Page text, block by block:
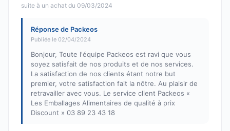
suite à un achat du 09/03/2024
Réponse de Packeos
Publiée le 02/04/2024
Bonjour, Toute l'équipe Packeos est ravi que vous
soyez satisfait de nos produits et de nos services.
La satisfaction de nos clients étant notre but
premier, votre satisfaction fait la nôtre. Au plaisir de
retravailler avec vous. Le service client Packeos «
Les Emballages Alimentaires de qualité à prix
Discount » 03 89 23 43 18